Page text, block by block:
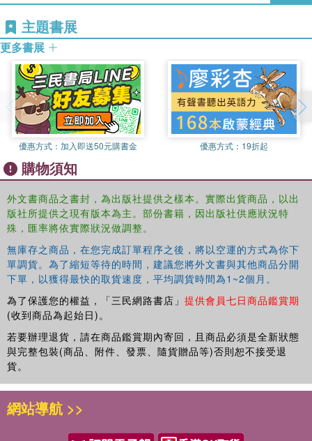
TheHandbook
in urban studies, bringing into conversation a wide array of
cities across the global south - the ‘ordinary’, ‘mega’,
‘global’ and ‘peripheral.’ With interdisciplinary contributions
from a range of leading international experts, this
Handbookprofiles an emergent and geographically diverse
body of work. The contributions draw on conflicting and
divergent debates to open up discussion on the meaning
of the city in, or of, the global south, arguments that are
fluid and increasingly contested both geographically and
conceptually. TheHandbookreflects on critical urbanism,
the macroscale forces that shape cities including
ideological, demographic and technological shifts, and
rapidly changing global and regional economic dynamics.
Working with southern reference points, the chapters
present themes in urban politics, identity and environment
in way to (re)frame our thinking about cities.
ThisHandbookis a celebration of scholars and
scholarship committed to making urban futures better,
more interesting, legible, sustainable, and more just. It
engages the twenty first century city through a ‘southern
urban’ lens to stimulate scholarly, professional and activist
engagements with the city and ensure that the concerns
that dominate Southern policy makers and scholars are
主題書展
更多書展
優惠方式： 加入即送50元購書金 優惠方式： 19折起
購物須知
外文書商品之書封，為出版社提供之樣本。實際出貨商品，以出
版社所提供之現有版本為主。部份書籍，因出版社供應狀況特
殊，匯率將依實際狀況做調整。
無庫存之商品，在您完成訂單程序之後，將以空運的方式為你下
單調貨。為了縮短等待的時間，建議您將外文書與其他商品分開
下單，以獲得最快的取貨速度，平均調貨時間為1~2個月。
為了保護您的權益，「三民網路書店」 提供會員七日商品鑑賞期
(收到商品為起始日)。
若要辦理退貨，請在商品鑑賞期內寄回，且商品必須是全新狀態
與完整包裝(商品、附件、發票、隨貨贈品等)否則恕不接受退
貨。
網站導航 >>